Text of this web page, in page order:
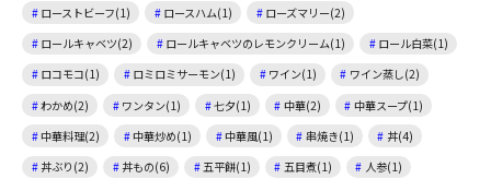
ローストビーフ(1)
ロースハム(1)
ローズマリー(2)
ロールキャベツ(2)
ロールキャベツのレモンクリーム(1)
ロール白菜(1)
ロコモコ(1)
ロミロミサーモン(1) ワイン(1)
ワイン蒸し(2)
わかめ(2)
ワンタン(1) 七夕(1) 中華(2)
中華スープ(1)
中華料理(2)
中華炒め(1) 中華風(1) 串焼き(1)
丼(4)
丼ぶり(2)
丼もの(6) 五平餅(1) 五目煮(1)
人参(1)